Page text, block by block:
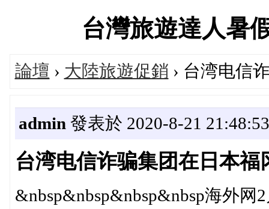
台灣旅遊達人暑
論壇 › 大陸旅遊促銷 › 台湾电信
admin 發表於 2020-8-21 21:48:53
台湾电信诈骗集团在日本
&nbsp&nbsp&nbsp&nbsp海外网